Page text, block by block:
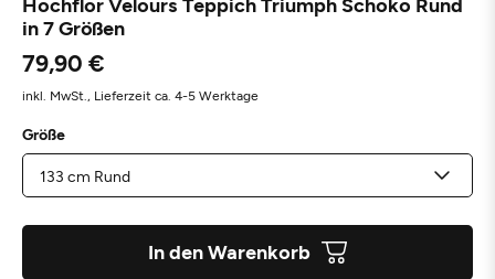
in 7 Größen
79,90 €
inkl. MwSt., Lieferzeit ca. 4-5 Werktage
Größe
In den Warenkorb